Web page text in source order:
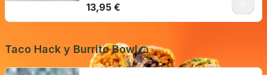
13,95 €
Taco Hack y Burrito Bowl🌮